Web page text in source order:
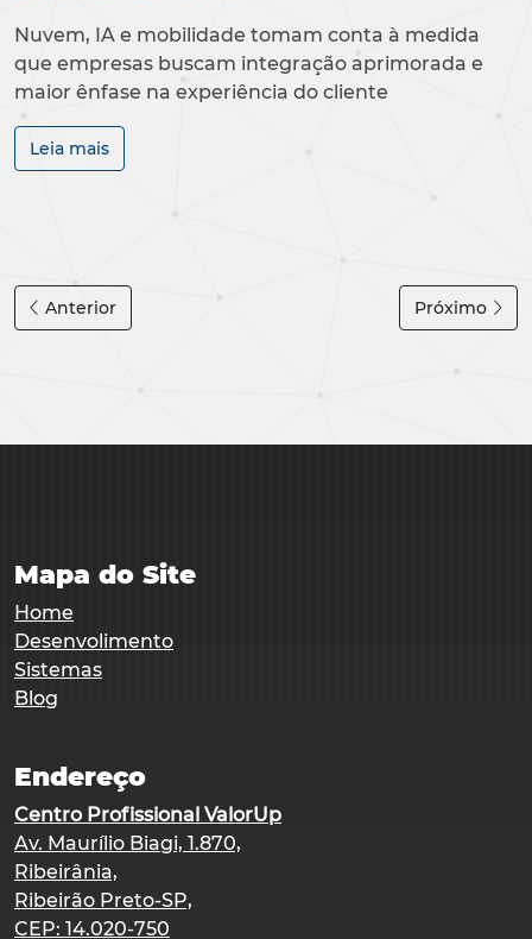
Nuvem, IA e mobilidade tomam conta à medida
que empresas buscam integração aprimorada e
maior ênfase na experiência do cliente
Leia mais
Anterior Próximo
Mapa do Site
Home
Desenvolimento
Sistemas
Blog
Endereço
Centro Profissional ValorUp
Av. Maurílio Biagi, 1.870,
Ribeirânia,
Ribeirão Preto-SP,